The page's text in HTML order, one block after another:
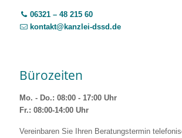
06321 – 48 215 60
kontakt@kanzlei-dssd.de
Bürozeiten
Mo. - Do.: 08:00 - 17:00 Uhr
Fr.: 08:00-14:00 Uhr
Vereinbaren Sie Ihren Beratungstermin